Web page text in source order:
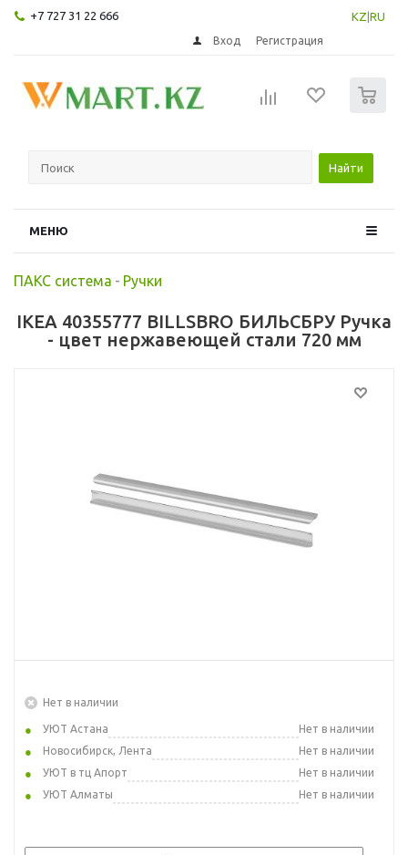
+7 727 31 22 666 KZ RU
Вход Регистрация
Найти
МЕНЮ
ПАКС система - Ручки
IKEA 40355777 BILLSBRO БИЛЬСБРУ Ручка
- цвет нержавеющей стали 720 мм
Нет в наличии
УЮТ Астана
Нет в наличии
Новосибирск, Лента
Нет в наличии
УЮТ в тц Апорт
Нет в наличии
УЮТ Алматы
Нет в наличии